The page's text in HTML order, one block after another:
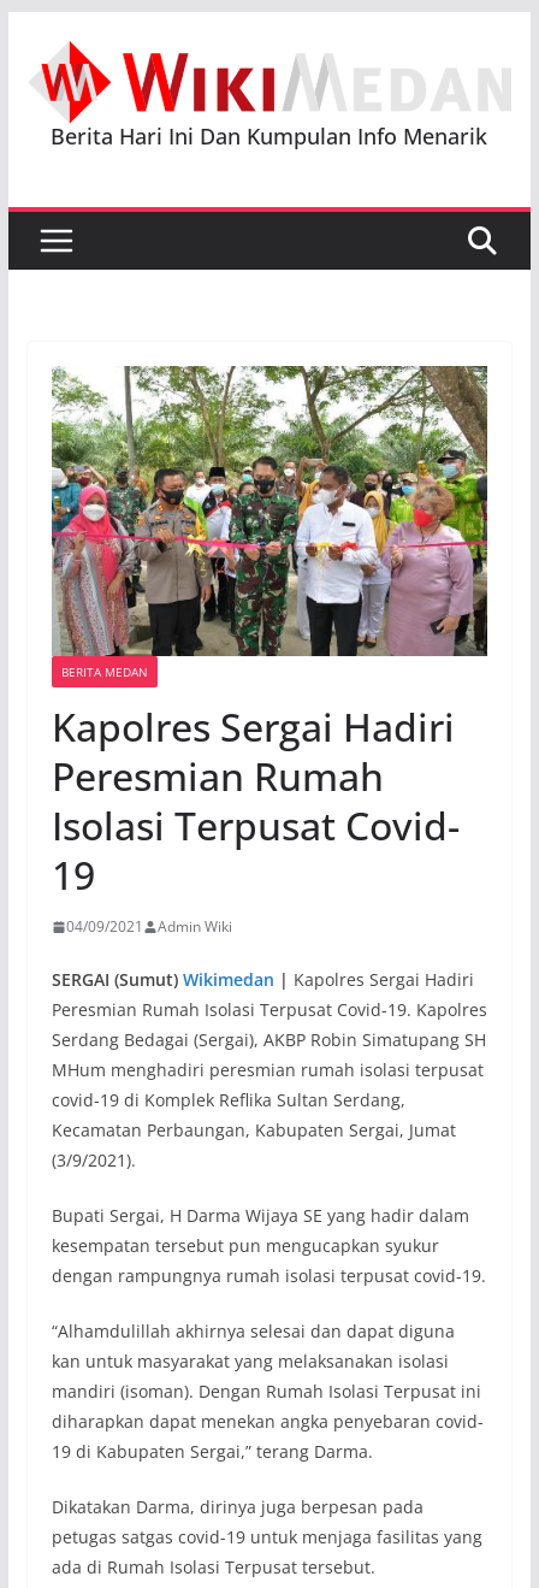
content
Berita Hari Ini Dan Kumpulan Info Menarik
BERITA MEDAN
Kapolres Sergai Hadiri
Peresmian Rumah
Isolasi Terpusat Covid-
19
04/09/2021 Admin Wiki
SERGAI (Sumut) Wikimedan | Kapolres Sergai Hadiri
Peresmian Rumah Isolasi Terpusat Covid-19. Kapolres
Serdang Bedagai (Sergai), AKBP Robin Simatupang SH
MHum menghadiri peresmian rumah isolasi terpusat
covid-19 di Komplek Reflika Sultan Serdang,
Kecamatan Perbaungan, Kabupaten Sergai, Jumat
(3/9/2021).
Bupati Sergai, H Darma Wijaya SE yang hadir dalam
kesempatan tersebut pun mengucapkan syukur
dengan rampungnya rumah isolasi terpusat covid-19.
“Alhamdulillah akhirnya selesai dan dapat diguna
kan untuk masyarakat yang melaksanakan isolasi
mandiri (isoman). Dengan Rumah Isolasi Terpusat ini
diharapkan dapat menekan angka penyebaran covid-
19 di Kabupaten Sergai,” terang Darma.
Dikatakan Darma, dirinya juga berpesan pada
petugas satgas covid-19 untuk menjaga fasilitas yang
ada di Rumah Isolasi Terpusat tersebut.